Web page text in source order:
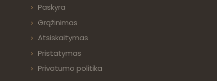
Paskyra
Grąžinimas
Atsiskaitymas
Pristatymas
Privatumo politika